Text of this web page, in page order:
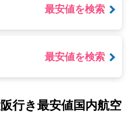
最安値を検索
最安値を検索
行き最安値国内航空